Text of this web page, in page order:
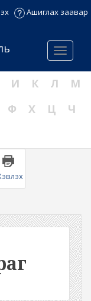
Ашиглах заавар
Menu
И К Л
М
Ф Х Ц
Ч